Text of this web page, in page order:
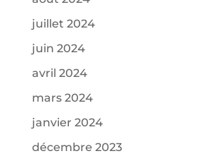
juillet 2024
juin 2024
avril 2024
mars 2024
janvier 2024
décembre 2023